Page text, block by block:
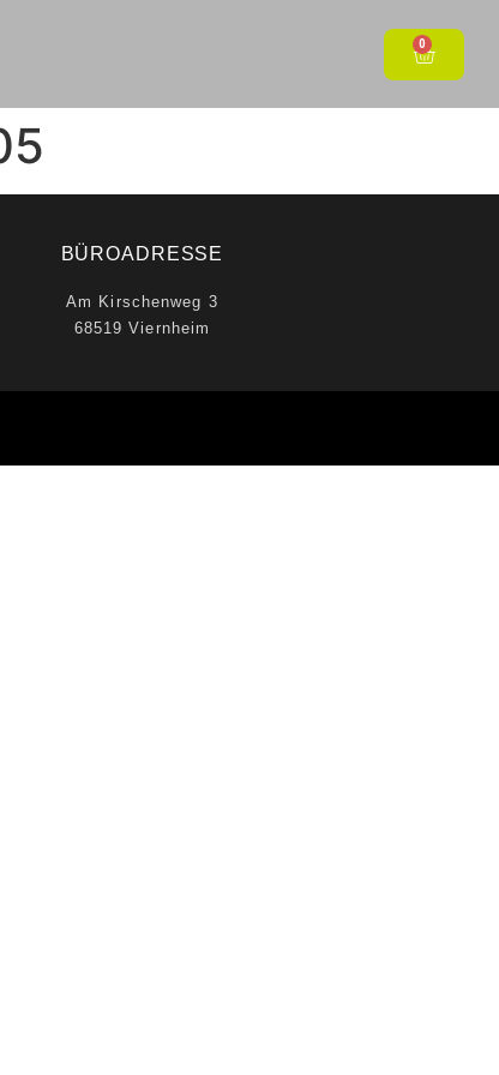
0
BÜROADRESSE
Am Kirschenweg 3
68519 Viernheim